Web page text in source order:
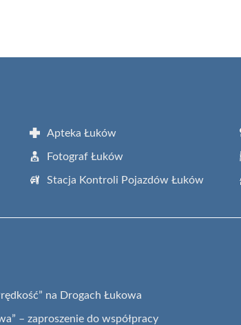
Apteka Łuków
Fotograf Łuków
Stacja Kontroli Pojazdów Łuków
na Drogach Łukowa
– zaproszenie do współpracy